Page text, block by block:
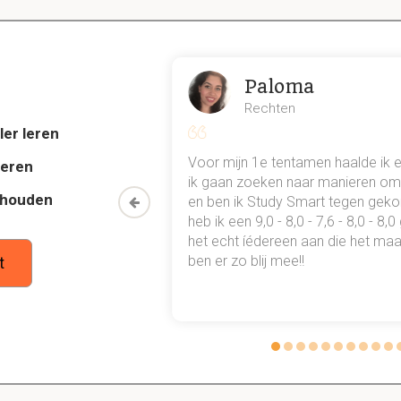
2.1 Different Types of Data
Dit is een preview. Er zijn 10 andere flashcards beschikbaar voor
Laat hier meer flashcards zien
categorische en kwantitatieve variabelen?
behoren tot een set van categorieën (nationaliteit),
die bepaalde groottes aanwijzen (gewicht)
discrete en continue variabelen in de zin van
discrete en continu gegevens?
leren
mn
een heel
gewoon
Paloma
Rechten
Voor mijn 1e tentamen haalde ik
ik gaan zoeken naar manieren
en ben ik Study Smart tegen
heb ik een 9,0 - 8,0 - 7,6 - 8,0 -
het echt íédereen aan die het
ben er zo blij mee!!